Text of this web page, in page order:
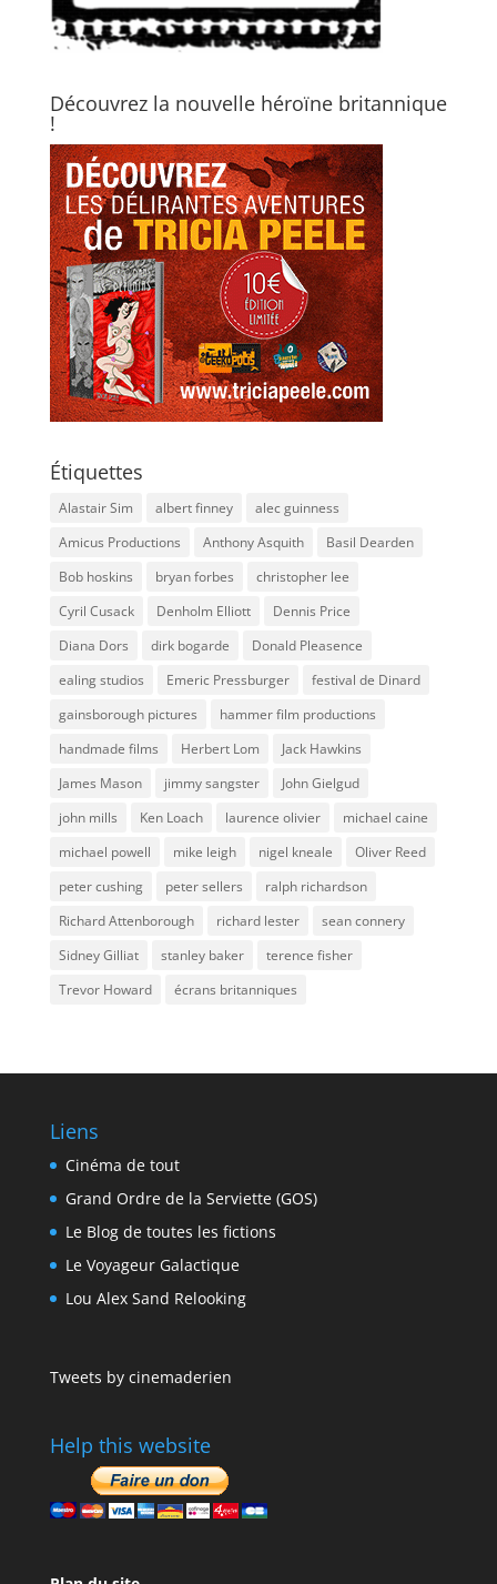
Découvrez la nouvelle héroïne britannique
!
Étiquettes
Alastair Sim albert finney
alec guinness
Amicus Productions
Anthony Asquith
Basil Dearden
Bob hoskins
bryan forbes
christopher lee
Cyril Cusack
Denholm Elliott
Dennis Price
Diana Dors
dirk bogarde
Donald Pleasence
ealing studios
Emeric Pressburger
festival de Dinard
gainsborough pictures
hammer film productions
handmade films
Herbert Lom
Jack Hawkins
James Mason
jimmy sangster
John Gielgud
john mills
Ken Loach laurence olivier
michael caine
michael powell
mike leigh nigel kneale
Oliver Reed
peter cushing
peter sellers
ralph richardson
Richard Attenborough
richard lester
sean connery
Sidney Gilliat
stanley baker
terence fisher
Trevor Howard
écrans britanniques
Liens
Cinéma de tout
Grand Ordre de la Serviette (GOS)
Le Blog de toutes les fictions
Le Voyageur Galactique
Lou Alex Sand Relooking
Tweets by cinemaderien
Help this website